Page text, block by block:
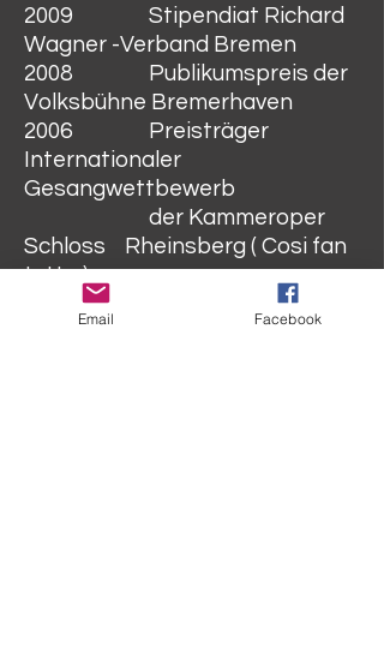
2009 Stipendiat Richard
Wagner -Verband Bremen
2008 Publikumspreis der
Volksbühne Bremerhaven
2006 Preisträger
Internationaler
Gesangwettbewerb
der Kammeroper
Schloss Rheinsberg ( Cosi fan
tutte )
2005 Förderpeis der
Stiftung Vera und Volker
Email Facebook